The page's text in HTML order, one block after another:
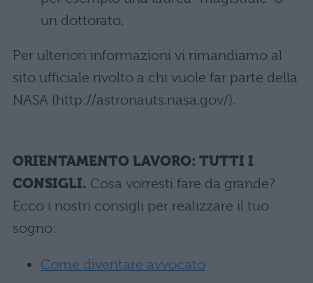
un dottorato.
Per ulteriori informazioni vi rimandiamo al
sito ufficiale rivolto a chi vuole far parte della
NASA (http://astronauts.nasa.gov/).
ORIENTAMENTO LAVORO: TUTTI I
CONSIGLI. Cosa vorresti fare da grande?
Ecco i nostri consigli per realizzare il tuo
sogno:
Come diventare avvocato